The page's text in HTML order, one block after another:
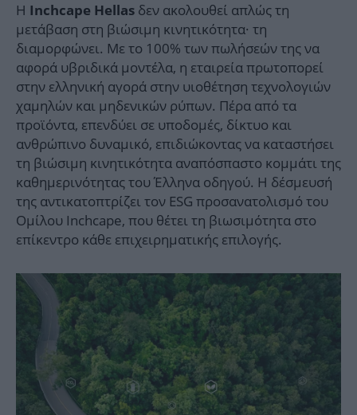
Η Inchcape Hellas δεν ακολουθεί απλώς τη
μετάβαση στη βιώσιμη κινητικότητα· τη
διαμορφώνει. Με το 100% των πωλήσεών της να
αφορά υβριδικά μοντέλα, η εταιρεία πρωτοπορεί
στην ελληνική αγορά στην υιοθέτηση τεχνολογιών
χαμηλών και μηδενικών ρύπων. Πέρα από τα
προϊόντα, επενδύει σε υποδομές, δίκτυο και
ανθρώπινο δυναμικό, επιδιώκοντας να καταστήσει
τη βιώσιμη κινητικότητα αναπόσπαστο κομμάτι της
καθημερινότητας του Έλληνα οδηγού. Η δέσμευσή
της αντικατοπτρίζει τον ESG προσανατολισμό του
Ομίλου Inchcape, που θέτει τη βιωσιμότητα στο
επίκεντρο κάθε επιχειρηματικής επιλογής.